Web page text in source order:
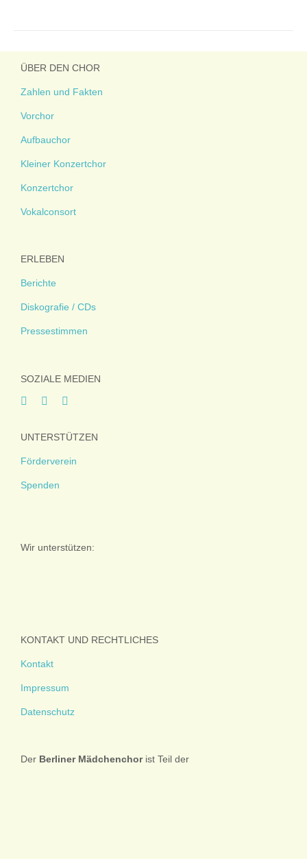
ÜBER DEN CHOR
Zahlen und Fakten
Vorchor
Aufbauchor
Kleiner Konzertchor
Konzertchor
Vokalconsort
ERLEBEN
Berichte
Diskografie / CDs
Pressestimmen
SOZIALE MEDIEN
UNTERSTÜTZEN
Förderverein
Spenden
Wir unterstützen:
KONTAKT UND RECHTLICHES
Kontakt
Impressum
Datenschutz
Der Berliner Mädchenchorist Teil der